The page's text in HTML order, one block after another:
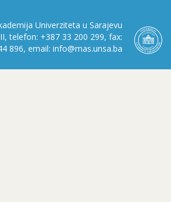
Univerziteta u Sarajevu
telefon: +387 33 200 299, fax:
896, email: info@mas.unsa.ba